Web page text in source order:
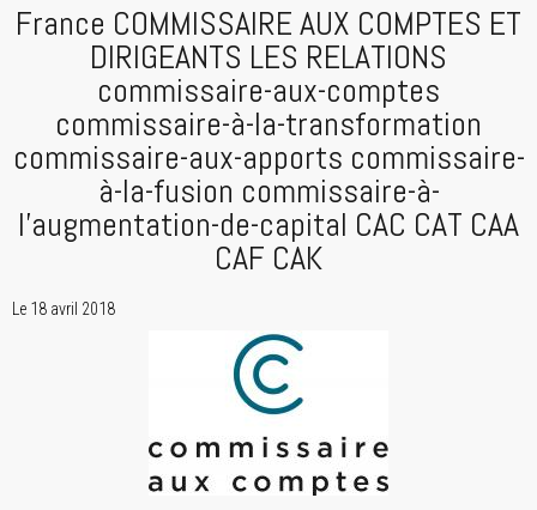
France COMMISSAIRE AUX COMPTES ET
DIRIGEANTS LES RELATIONS
commissaire-aux-comptes
commissaire-à-la-transformation
commissaire-aux-apports commissaire-
à-la-fusion commissaire-à-
l'augmentation-de-capital CAC CAT CAA
CAF CAK
Le 18 avril 2018